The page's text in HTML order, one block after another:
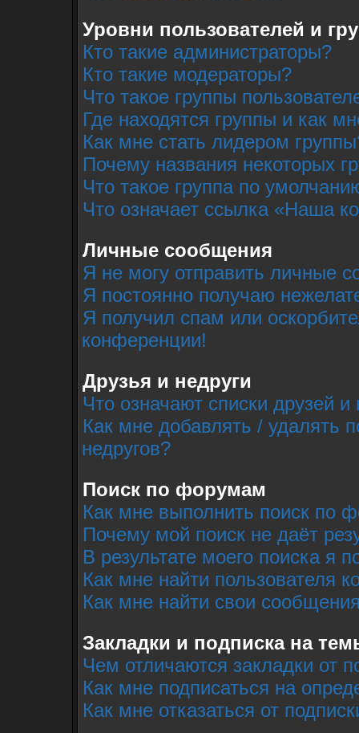
Уровни пользователей и
Кто такие администраторы?
Кто такие модераторы?
Что такое группы
Где находятся группы и как
Как мне стать лидером
Почему названия некоторых
Что такое группа по
Что означает ссылка «Наша
Личные сообщения
Я не могу отправить личные
Я постоянно получаю
Я получил спам или
конференции!
Друзья и недруги
Что означают списки друзей и
Как мне добавлять / удалять
недругов?
Поиск по форумам
Как мне выполнить поиск по
Почему мой поиск не даёт
В результате моего поиска я
Как мне найти пользователя
Как мне найти свои
Закладки и подписка на
Чем отличаются закладки от
Как мне подписаться на
Как мне отказаться от